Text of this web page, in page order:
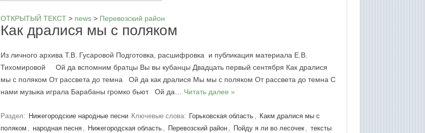
ОТКРЫТЫЙ ТЕКСТ > news > Перевозский район
Как дралися мы с поляком
Из личного архива Т.В. Гусаровой Подготовка, расшифровка и публикация материала Е.В.
Тихомировой Ой да вспомним братцы Вы вы кубанцы Двадцать первый сентября Как дралися
мы с поляком От рассвета до темна Ой да как дралися Мы мы с поляком От рассвета до темна С
нами музыка играла Барабаны громко бьют Ой да… Читать далее »
Раздел: Нижегородские народные песни Ключевые слова: Горьковская область , Какм дралися мы с
поляком , народная песня , Нижегородская область , Перевозский район , Пойду я ли во лесочек , тексты